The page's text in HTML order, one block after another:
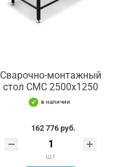
Сварочно-монтажный
стол СМС 2500х1250
в наличии
162 776 руб.
шт